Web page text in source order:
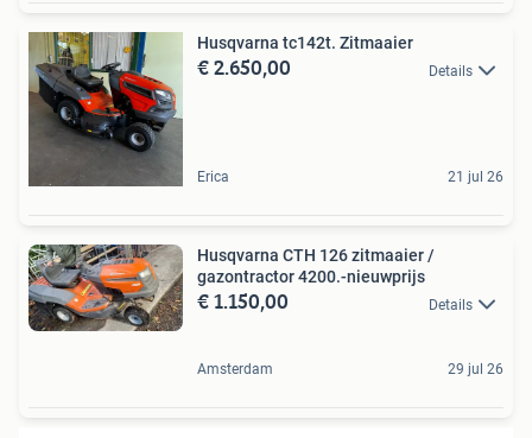
Husqvarna tc142t. Zitmaaier
€ 2.650,00 Details
Erica 21 jul 26
Husqvarna CTH 126 zitmaaier /
gazontractor 4200.-nieuwprijs
€ 1.150,00 Details
Amsterdam 29 jul 26